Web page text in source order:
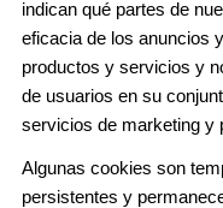
indican qué partes de
eficacia de los anuncios
productos y servicios y
de usuarios en su
servicios de marketing y
Algunas cookies son
persistentes y